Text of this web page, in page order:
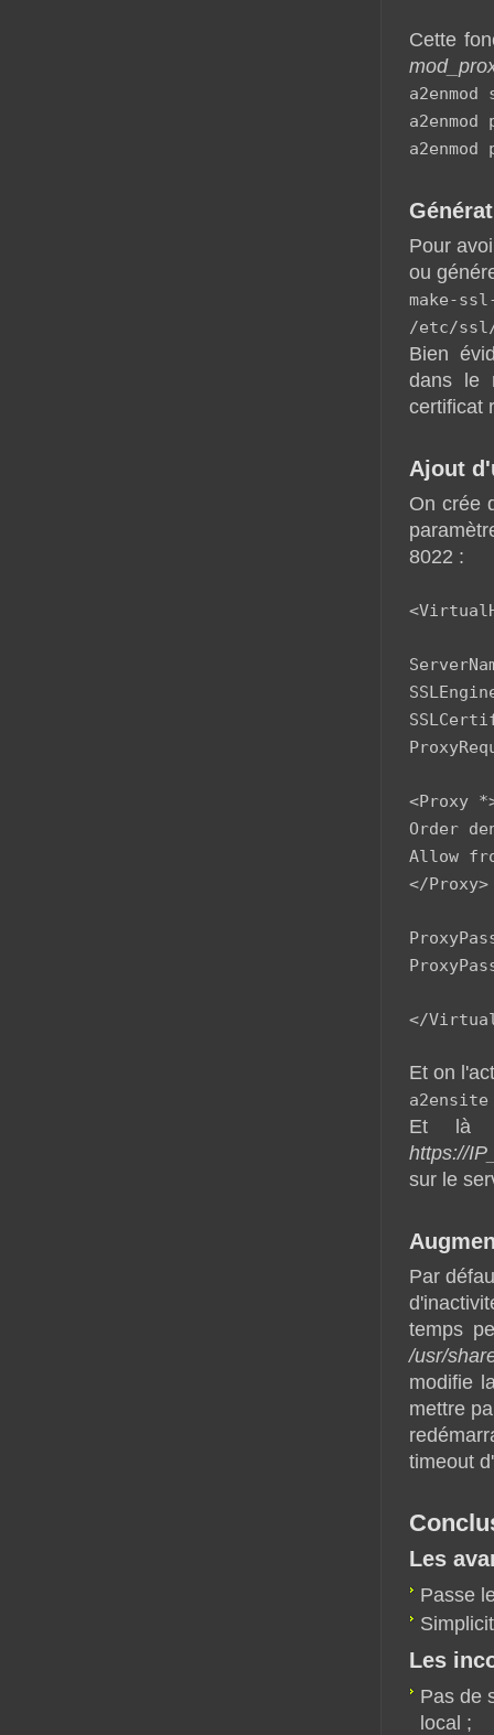
Cette
a2enmod
a2enmod
Pour
ou
/etc/
Bien
dans le
certificat
Ajout
On crée
8022 :
<Proxy
Order
Allow
</Proxy>
</
Et on
Et là
https://
sur le
Par
temps
/usr/
modifie
mettre
timeout
Les
Passe
Les
Pas de
local ;